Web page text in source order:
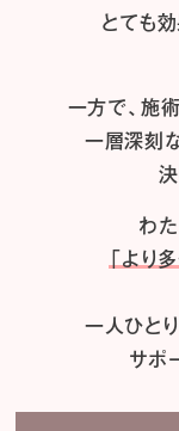
とても
一方で、施
一層深刻
わ
「より
一人ひと
サポ